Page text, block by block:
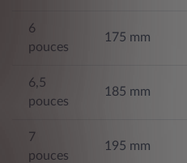
6
pouces
175 mm
6,5
pouces
185 mm
7
pouces
195 mm